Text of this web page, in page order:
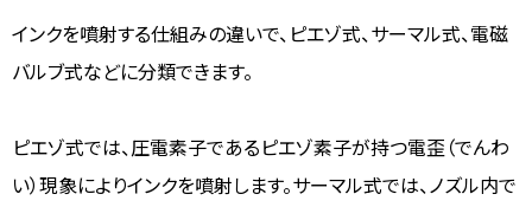
インクを噴射する仕組みの違いで、ピエゾ式、サーマル式、電磁
バルブ式などに分類できます。
ピエゾ式では、圧電素子であるピエゾ素子が持つ電歪（でんわ
い）現象によりインクを噴射します。サーマル式では、ノズル内で